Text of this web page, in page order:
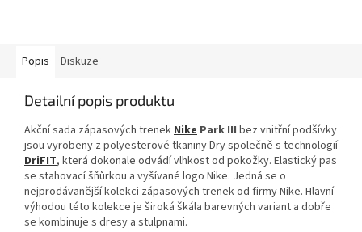
Popis Diskuze
Detailní popis produktu
Akční sada zápasových trenekNike Park III bez vnitřní podšívky
jsou vyrobeny z polyesterové tkaniny Dry společně s technologií
DriFIT, která dokonale odvádí vlhkost od pokožky. Elastický pas
se stahovací šňůrkou a vyšívané logo Nike. Jedná se o
nejprodávanější kolekci zápasových trenek od firmy Nike. Hlavní
výhodou této kolekce je široká škála barevných variant a dobře
se kombinuje s dresy a stulpnami.